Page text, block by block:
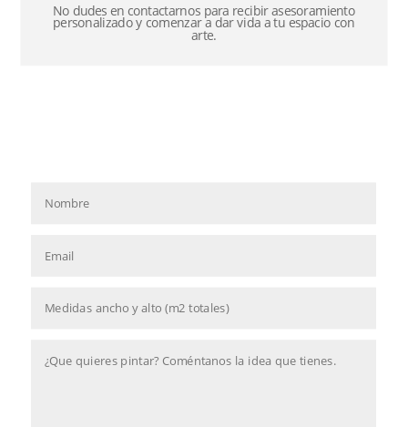
No dudes en contactarnos para recibir asesoramiento
personalizado y comenzar a dar vida a tu espacio con
arte.